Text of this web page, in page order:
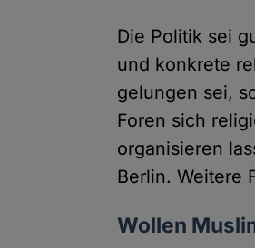
Die Politik sei
und konkrete
gelungen sei,
Foren sich
organisieren
Berlin. Weitere
Wollen